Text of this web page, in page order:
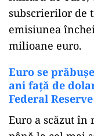
subscrierilor de
emisiunea
milioane euro.
Euro se
ani faţă de
Federal
Euro a scăzut